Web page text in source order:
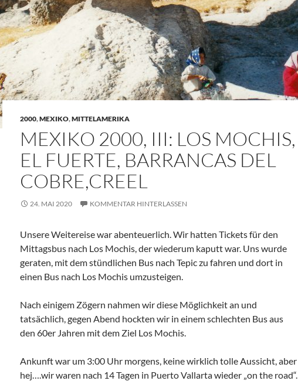
2000,MEXIKO,MITTELAMERIKA
MEXIKO 2000, III: LOS MOCHIS,
EL FUERTE, BARRANCAS DEL
COBRE,CREEL
24. MAI 2020 KOMMENTAR HINTERLASSEN
Unsere Weitereise war abenteuerlich. Wir hatten Tickets für den
Mittagsbus nach Los Mochis, der wiederum kaputt war. Uns wurde
geraten, mit dem stündlichen Bus nach Tepic zu fahren und dort in
einen Bus nach Los Mochis umzusteigen.
Nach einigem Zögern nahmen wir diese Möglichkeit an und
tatsächlich, gegen Abend hockten wir in einem schlechten Bus aus
den 60er Jahren mit dem Ziel Los Mochis.
Ankunft war um 3:00 Uhr morgens, keine wirklich tolle Aussicht, aber
hej….wir waren nach 14 Tagen in Puerto Vallarta wieder „on the road“.